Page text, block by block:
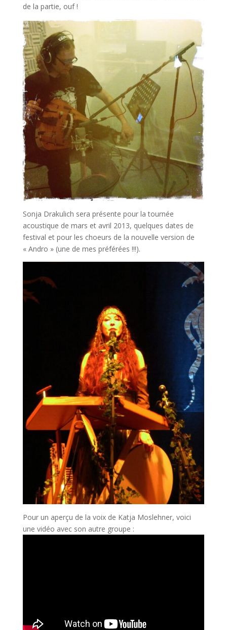
de la partie, ouf !
Sonja Drakulich sera présente pour la tournée
acoustique de mars et avril 2013, quelques dates de
festival et pour les choeurs de la nouvelle version de
« Andro » (une de mes préférées !!!).
Pour un aperçu de la voix de Katja Moslehner, voici
une vidéo avec son autre groupe :